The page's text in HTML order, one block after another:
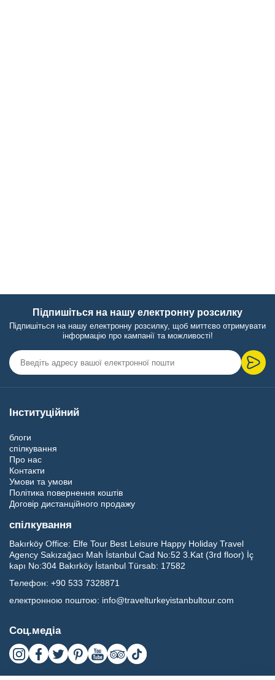
Підпишіться на нашу електронну розсилку
Підпишіться на нашу електронну розсилку, щоб миттєво отримувати
інформацію про кампанії та можливості!
Інституційний
блоги
спілкування
Про нас
Контакти
Умови та умови
Політика повернення коштів
Договір дистанційного продажу
спілкування
Bakırköy Office: Elfe Tour Best Leisure Happy Holiday Travel
Agency Sakızağacı Mah İstanbul Cad No:52 3.Kat (3rd floor) İç
kapı No:304 Bakırköy İstanbul Türsab: 17582
Телефон: +90 533 7328871
електронною поштою: info@travelturkeyistanbultour.com
Соц.медіа